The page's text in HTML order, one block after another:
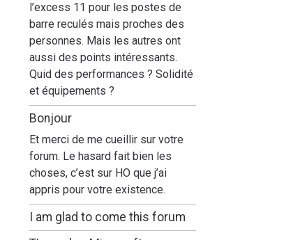
l’excess 11 pour les postes de
barre reculés mais proches des
personnes. Mais les autres ont
aussi des points intéressants.
Quid des performances ? Solidité
et équipements ?
Bonjour
Et merci de me cueillir sur votre
forum. Le hasard fait bien les
choses, c’est sur HO que j’ai
appris pour votre existence.
I am glad to come this forum